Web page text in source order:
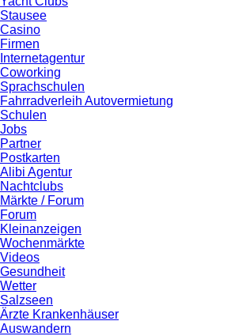
Stausee
Casino
Firmen
Internetagentur
Coworking
Sprachschulen
Fahrradverleih Autovermietung
Schulen
Jobs
Partner
Postkarten
Alibi Agentur
Nachtclubs
Märkte / Forum
Forum
Kleinanzeigen
Wochenmärkte
Videos
Gesundheit
Wetter
Salzseen
Ärzte Krankenhäuser
Auswandern